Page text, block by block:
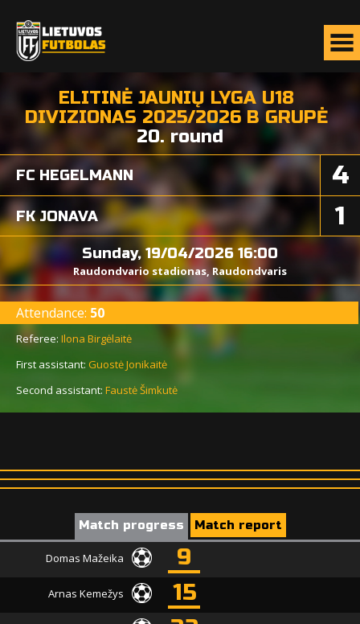
ELITINĖ JAUNIŲ LYGA U18
DIVIZIONAS 2025/2026 B GRUPĖ
20. round
4
FC HEGELMANN
FK JONAVA 1
Sunday, 19/04/2026 16:00
Raudondvario stadionas, Raudondvaris
Attendance: 50
Referee: Ilona Birgėlaitė
First assistant: Guostė Jonikaitė
Second assistant: Faustė Šimkutė
Match progress Match report
Domas Mažeika 9
Arnas Kemežys 15